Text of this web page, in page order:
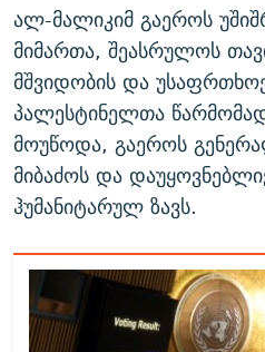
ალ-მალიკიმ გაეროს
მიმართა, შეასრულოს
მშვიდობის და
პალესტინელთა
მოუწოდა, გაეროს
მიბაძოს და
ჰუმანიტარულ ზავს.